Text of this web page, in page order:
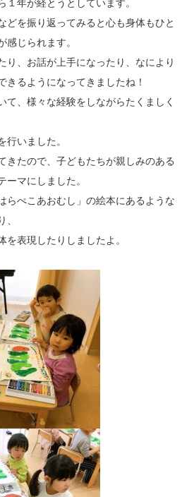
１年が経とうとしています。
どを振り返ってみると心も身体もひと
感じられます。
り、お話が上手になったり、なにより
きるようになってきましたね！
て、様々な経験をしながらたくましく
行いました。
きたので、子どもたちが親しみのある
ーマにしました。
らぺこあおむし」の絵本にあるような
、
を表現したりしましたよ。